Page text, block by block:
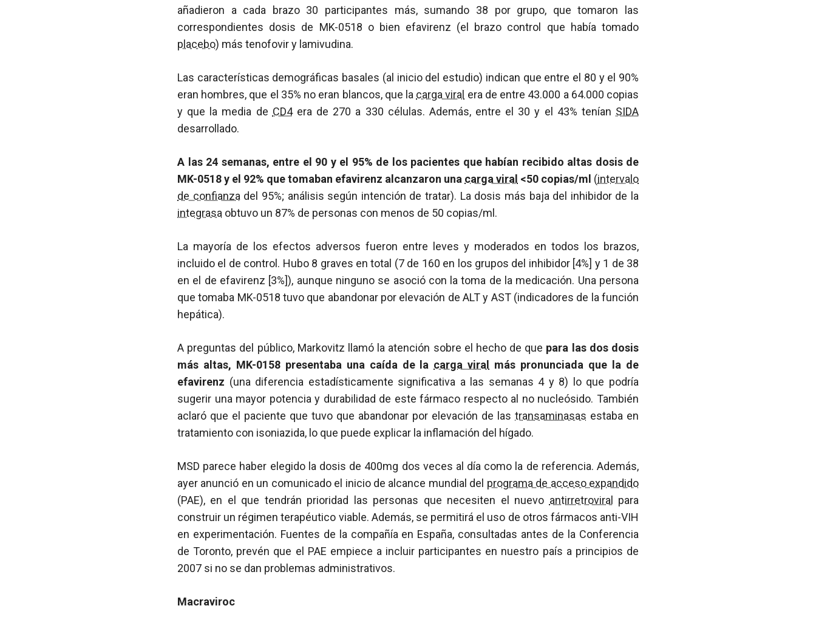
añadieron a cada brazo 30 participantes más, sumando 38 por grupo, que tomaron las
correspondientes dosis de MK-0518 o bien efavirenz (el brazo control que había tomado
placebo) más tenofovir y lamivudina.
Las características demográficas basales (al inicio del estudio) indican que entre el 80 y el 90%
eran hombres, que el 35% no eran blancos, que la carga viral era de entre 43.000 a 64.000 copias
y que la media de CD4era de 270 a 330 células. Además, entre el 30 y el 43% tenían SIDA
desarrollado.
A las 24 semanas, entre el 90 y el 95% de los pacientes que habían recibido altas dosis de
MK-0518 y el 92% que tomaban efavirenz alcanzaron una carga viral <50 copias/ml (intervalo
de confianza del 95%; análisis según intención de tratar). La dosis más baja del inhibidor de la
integrasa obtuvo un 87% de personas con menos de 50 copias/ml.
La mayoría de los efectos adversos fueron entre leves y moderados en todos los brazos,
incluido el de control. Hubo 8 graves en total (7 de 160 en los grupos del inhibidor [4%] y 1 de 38
en el de efavirenz [3%]), aunque ninguno se asoció con la toma de la medicación. Una persona
que tomaba MK-0518 tuvo que abandonar por elevación de ALT y AST (indicadores de la función
hepática).
A preguntas del público, Markovitz llamó la atención sobre el hecho de que para las dos dosis
más altas, MK-0158 presentaba una caída de la carga viral
más pronunciada que la de
efavirenz (una diferencia estadísticamente significativa a las semanas 4 y 8) lo que podría
sugerir una mayor potencia y durabilidad de este fármaco respecto al no nucleósido. También
aclaró que el paciente que tuvo que abandonar por elevación de las transaminasas estaba en
tratamiento con isoniazida, lo que puede explicar la inflamación del hígado.
MSD parece haber elegido la dosis de 400mg dos veces al día como la de referencia. Además,
ayer anunció en un comunicado el inicio de alcance mundial del programa de acceso expandido
(PAE), en el que tendrán prioridad las personas que necesiten el nuevo antirretroviral
para
construir un régimen terapéutico viable. Además, se permitirá el uso de otros fármacos anti-VIH
en experimentación. Fuentes de la compañía en España, consultadas antes de la Conferencia
de Toronto, prevén que el PAE empiece a incluir participantes en nuestro país a principios de
2007 si no se dan problemas administrativos.
Macraviroc